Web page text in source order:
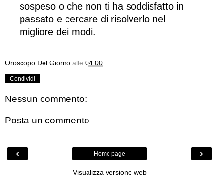
sospeso o che non ti ha soddisfatto in
passato e cercare di risolverlo nel
migliore dei modi.
Oroscopo Del Giorno alle 04:00
Condividi
Nessun commento:
Posta un commento
‹ ›
Home page
Visualizza versione web